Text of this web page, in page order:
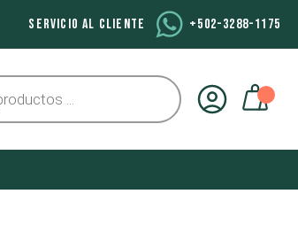
SERVICIO AL CLIENTE +502-3288-1175